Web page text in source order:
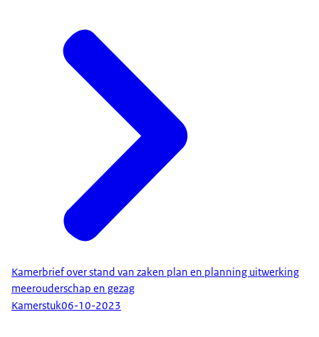
Kamerbrief over stand van zaken plan en planning uitwerking
meerouderschap en gezag
Kamerstuk06-10-2023